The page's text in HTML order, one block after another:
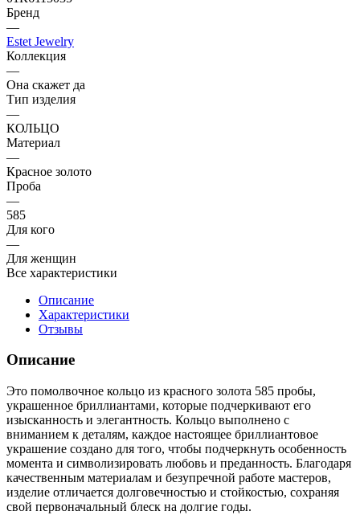
Бренд
—
Estet Jewelry
Коллекция
—
Она скажет да
Тип изделия
—
КОЛЬЦО
Материал
—
Красное золото
Проба
—
585
Для кого
—
Для женщин
Все характеристики
Описание
Характеристики
Отзывы
Описание
Это помолвочное кольцо из красного золота 585 пробы,
украшенное бриллиантами, которые подчеркивают его
изысканность и элегантность. Кольцо выполнено с
вниманием к деталям, каждое настоящее бриллиантовое
украшение создано для того, чтобы подчеркнуть особенность
момента и символизировать любовь и преданность. Благодаря
качественным материалам и безупречной работе мастеров,
изделие отличается долговечностью и стойкостью, сохраняя
свой первоначальный блеск на долгие годы.